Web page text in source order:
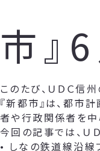
市』
このたび、ＵＤＣ信
『新都市』は、都市
者や行政関係者を中
今回の記事では、Ｕ
• しなの鉄道線沿線